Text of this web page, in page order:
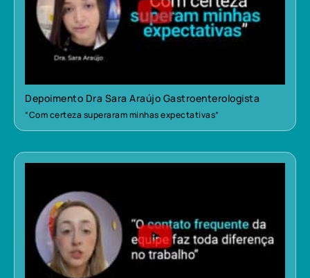
Depoimento Dra Sara Araújo Gastroenterologista
“Com certeza superaram minhas expectativas”